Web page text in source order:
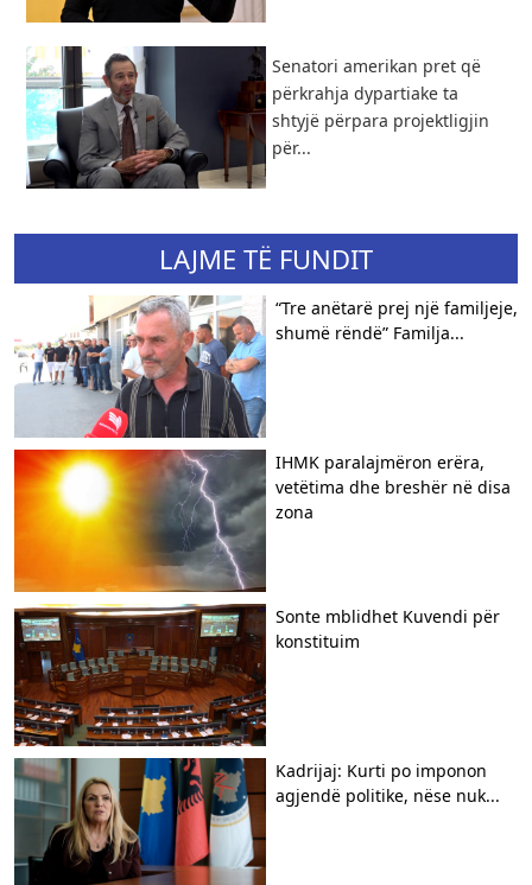
Senatori amerikan pret që
përkrahja dypartiake ta
shtyjë përpara projektligjin
për...
LAJME TË FUNDIT
“Tre anëtarë prej një familjeje,
shumë rëndë” ​Familja...
IHMK paralajmëron erëra,
vetëtima dhe breshër në disa
zona
Sonte mblidhet Kuvendi për
konstituim
Kadrijaj: Kurti po imponon
agjendë politike, nëse nuk...